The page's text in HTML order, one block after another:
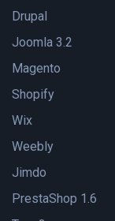
Drupal
Joomla 3.2
Magento
Shopify
Wix
Weebly
Jimdo
PrestaShop 1.6